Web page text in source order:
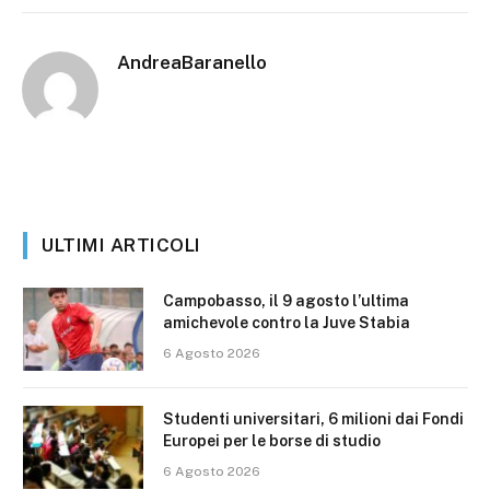
AndreaBaranello
ULTIMI ARTICOLI
Campobasso, il 9 agosto l’ultima
amichevole contro la Juve Stabia
6 Agosto 2026
Studenti universitari, 6 milioni dai Fondi
Europei per le borse di studio
6 Agosto 2026